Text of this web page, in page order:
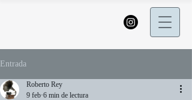
Entrada
Roberto Rey
9 feb 6 min de lectura